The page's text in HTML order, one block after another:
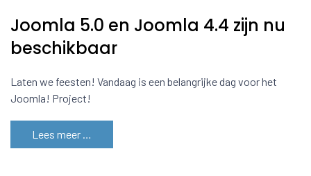
Joomla 5.0 en Joomla 4.4 zijn nu
beschikbaar
Laten we feesten! Vandaag is een belangrijke dag voor het
Joomla! Project!
Lees meer …